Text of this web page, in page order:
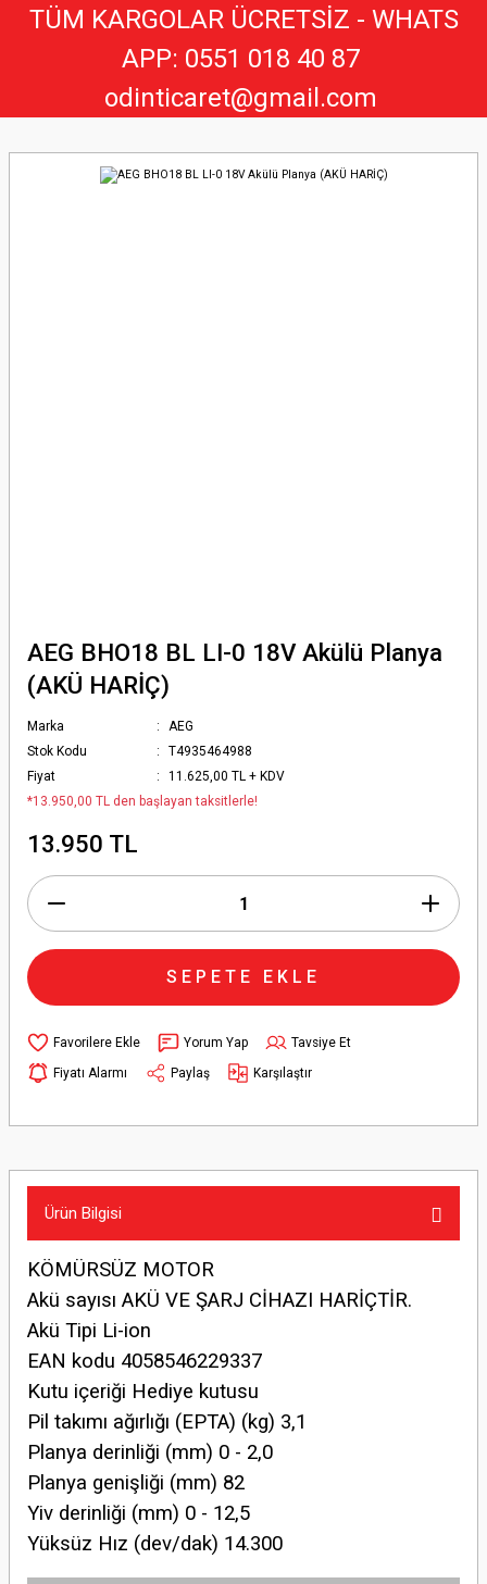
AEG BHO18 BL LI-0 18V Akülü Planya
(AKÜ HARİÇ)
Marka
AEG
Stok Kodu
T4935464988
Fiyat
11.625,00 TL + KDV
*13.950,00 TL den başlayan taksitlerle!
13.950 TL
SEPETE EKLE
Yorum Yap
Tavsiye Et
Fiyatı Alarmı
Paylaş Karşılaştır
Ürün Bilgisi
KÖMÜRSÜZ MOTOR
Akü sayısı AKÜ VE ŞARJ CİHAZI HARİÇTİR.
Akü Tipi Li-ion
EAN kodu 4058546229337
Kutu içeriği Hediye kutusu
Pil takımı ağırlığı (EPTA) (kg) 3,1
Planya derinliği (mm) 0 - 2,0
Planya genişliği (mm) 82
Yiv derinliği (mm) 0 - 12,5
Yüksüz Hız (dev/dak) 14.300
TÜM KARGOLAR ÜCRETSİZ - WHATS
APP: 0551 018 40 87
odinticaret@gmail.com